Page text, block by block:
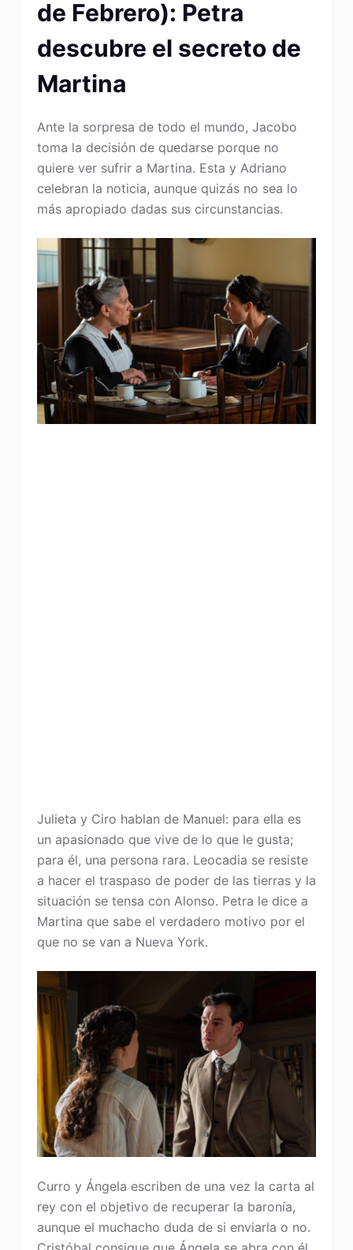
de Febrero): Petra
descubre el secreto de
Martina
Ante la sorpresa de todo el mundo, Jacobo
toma la decisión de quedarse porque no
quiere ver sufrir a Martina. Esta y Adriano
celebran la noticia, aunque quizás no sea lo
más apropiado dadas sus circunstancias.
Julieta y Ciro hablan de Manuel: para ella es
un apasionado que vive de lo que le gusta;
para él, una persona rara. Leocadia se resiste
a hacer el traspaso de poder de las tierras y la
situación se tensa con Alonso. Petra le dice a
Martina que sabe el verdadero motivo por el
que no se van a Nueva York.
Curro y Ángela escriben de una vez la carta al
rey con el objetivo de recuperar la baronía,
aunque el muchacho duda de si enviarla o no.